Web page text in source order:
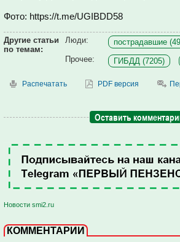
Фото: https://t.me/UGIBDD58
Другие статьи
по темам:
Люди:
пострадавшие
Прочее:
ГИБДД (7205)
Распечатать PDF версия
Оставить
Новости smi2.ru
КОММЕНТАРИИ